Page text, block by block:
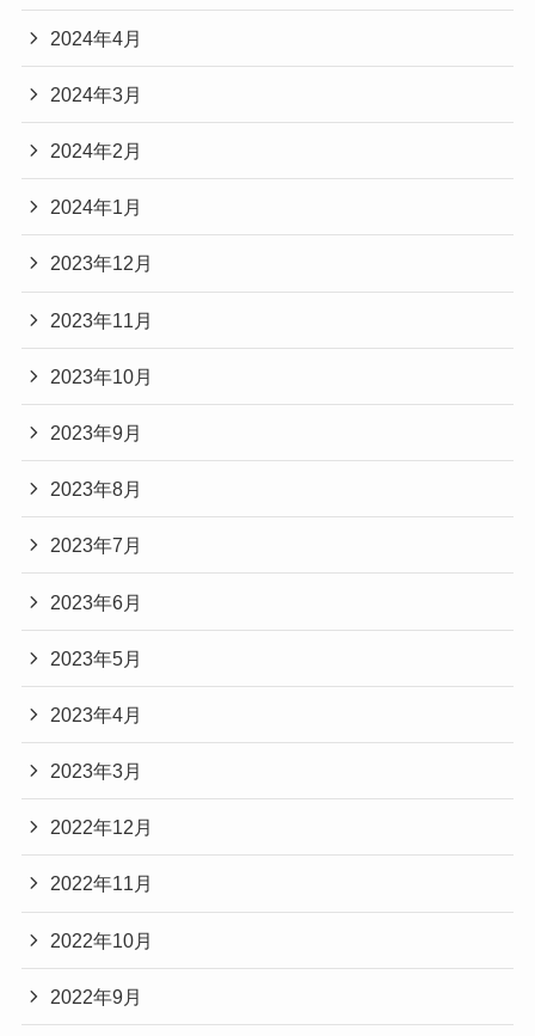
2024年4月
2024年3月
2024年2月
2024年1月
2023年12月
2023年11月
2023年10月
2023年9月
2023年8月
2023年7月
2023年6月
2023年5月
2023年4月
2023年3月
2022年12月
2022年11月
2022年10月
2022年9月